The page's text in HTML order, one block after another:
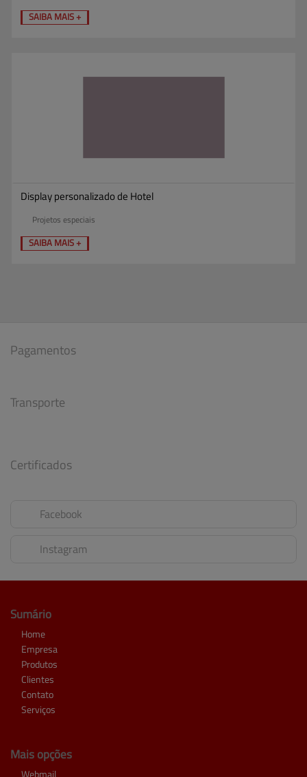
SAIBA MAIS +
Display personalizado de Hotel
Projetos especiais
SAIBA MAIS +
Pagamentos
Transporte
Certificados
Facebook
Instagram
Sumário
Home
Empresa
Produtos
Clientes
Contato
Serviços
Mais opções
Webmail